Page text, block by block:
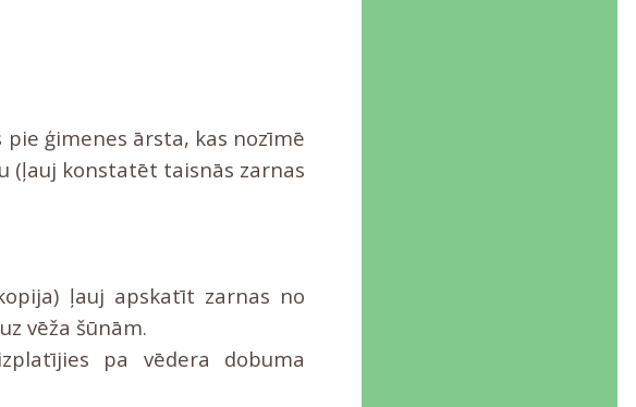
ģimenes ārsta, kas nozīmē
(ļauj konstatēt taisnās zarnas
ļauj apskatīt zarnas no
vēža šūnām.
pa vēdera dobuma